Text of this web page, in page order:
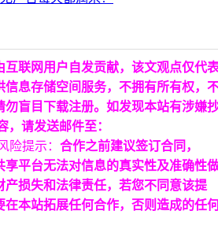
互联网用户自发贡献，该文观点仅代
信息存储空间服务，不拥有所有权，
勿盲目下载注册。如发现本站有涉嫌
，请发送邮件至：
险提示： 合作之前建议签订合同，
平台无法对信息的真实性及准确性
产损失和法律责任，若您不同意该提
在本站拓展任何合作，否则造成的任